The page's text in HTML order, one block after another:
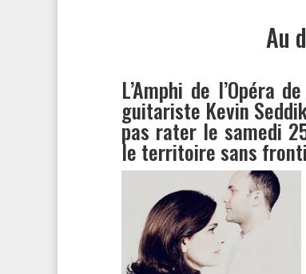
Au
L’Amphi de l’Opéra
guitariste Kevin
pas rater le samedi
le territoire sans